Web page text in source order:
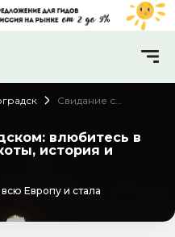
Свидание с
за 2 часа. Море,
коты, история и
никакой спешки
влюбитесь в
история и
Европу и стала